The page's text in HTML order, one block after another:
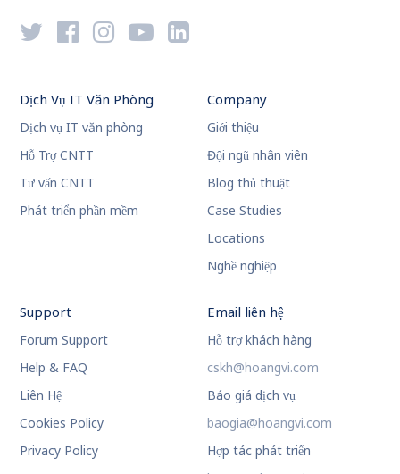
Dịch Vụ IT Văn Phòng
Dịch vụ IT văn phòng
Hỗ Trợ CNTT
Tư vấn CNTT
Phát triển phần mềm
Company
Giới thiệu
Đội ngũ nhân viên
Blog thủ thuật
Case Studies
Locations
Nghề nghiệp
Support
Forum Support
Help & FAQ
Liên Hệ
Cookies Policy
Privacy Policy
Email liên hệ
Hỗ trợ khách hàng
cskh@hoangvi.com
Báo giá dịch vụ
baogia@hoangvi.com
Hợp tác phát triển